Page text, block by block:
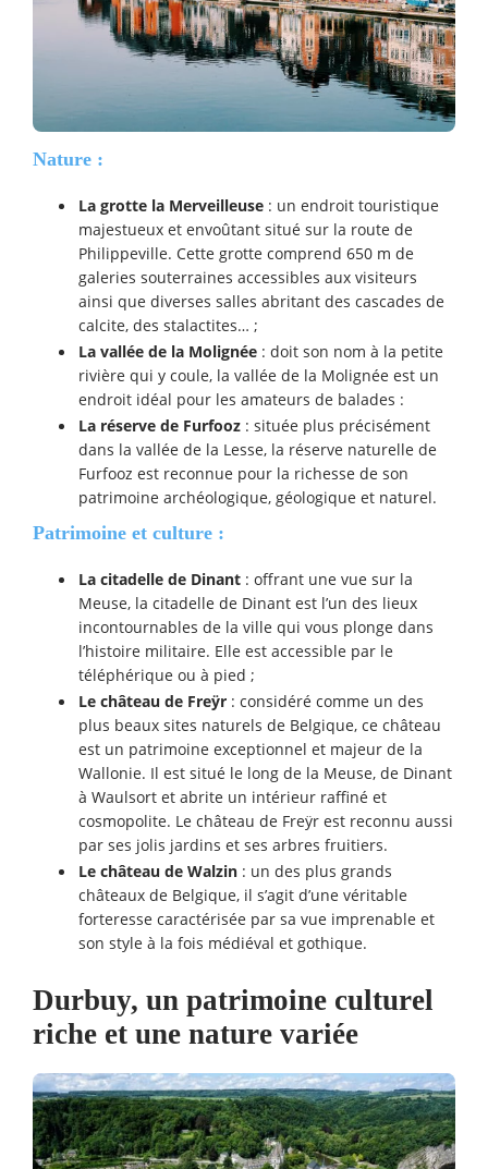
Nature :
La grotte la Merveilleuse : un endroit touristique
majestueux et envoûtant situé sur la route de
Philippeville. Cette grotte comprend 650 m de
galeries souterraines accessibles aux visiteurs
ainsi que diverses salles abritant des cascades de
calcite, des stalactites… ;
La vallée de la Molignée : doit son nom à la petite
rivière qui y coule, la vallée de la Molignée est un
endroit idéal pour les amateurs de balades :
La réserve de Furfooz : située plus précisément
dans la vallée de la Lesse, la réserve naturelle de
Furfooz est reconnue pour la richesse de son
patrimoine archéologique, géologique et naturel.
Patrimoine et culture :
La citadelle de Dinant : offrant une vue sur la
Meuse, la citadelle de Dinant est l’un des lieux
incontournables de la ville qui vous plonge dans
l’histoire militaire. Elle est accessible par le
téléphérique ou à pied ;
Le château de Freÿr : considéré comme un des
plus beaux sites naturels de Belgique, ce château
est un patrimoine exceptionnel et majeur de la
Wallonie. Il est situé le long de la Meuse, de Dinant
à Waulsort et abrite un intérieur raffiné et
cosmopolite. Le château de Freÿr est reconnu aussi
par ses jolis jardins et ses arbres fruitiers.
Le château de Walzin : un des plus grands
châteaux de Belgique, il s’agit d’une véritable
forteresse caractérisée par sa vue imprenable et
son style à la fois médiéval et gothique.
Durbuy, un patrimoine culturel
riche et une nature variée